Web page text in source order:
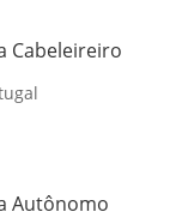
Cabeleireiro
Autônomo